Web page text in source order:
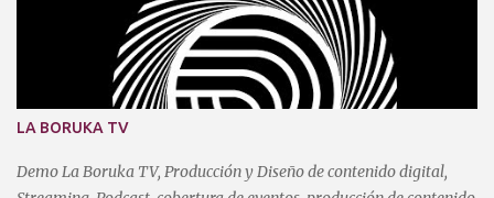
LA BORUKA TV
Demo La Boruka TV, Producción y Diseño de contenido digital,